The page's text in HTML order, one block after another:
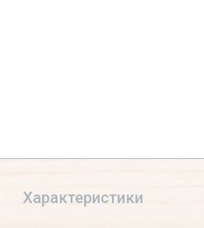
Характеристики